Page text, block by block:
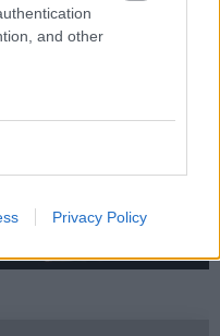
and other
Privacy Policy